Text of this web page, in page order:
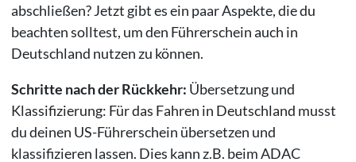
abschließen? Jetzt gibt es ein paar Aspekte, die du
beachten solltest, um den Führerschein auch in
Deutschland nutzen zu können.
Schritte nach der Rückkehr: Übersetzung und
Klassifizierung: Für das Fahren in Deutschland musst
du deinen US-Führerschein übersetzen und
klassifizieren lassen. Dies kann z.B. beim ADAC